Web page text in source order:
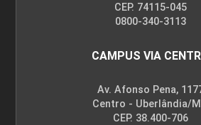
CEP. 74115-045
0800-340-3113
CAMPUS VIA
Av. Afonso Pena,
Centro - Uberlândia/
CEP. 38.400-706